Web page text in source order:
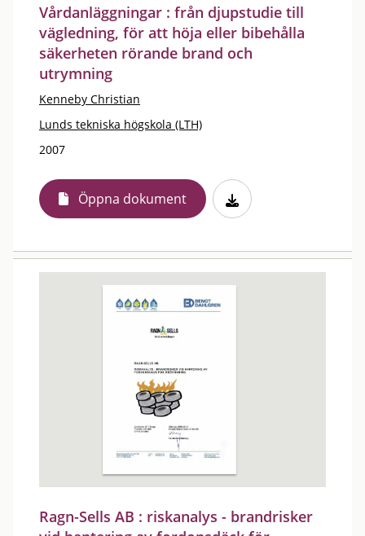
Vårdanläggningar : från djupstudie till
vägledning, för att höja eller bibehålla
säkerheten rörande brand och
utrymning
Kenneby Christian
Lunds tekniska högskola (LTH)
2007
Öppna dokument
Ragn-Sells AB : riskanalys - brandrisker